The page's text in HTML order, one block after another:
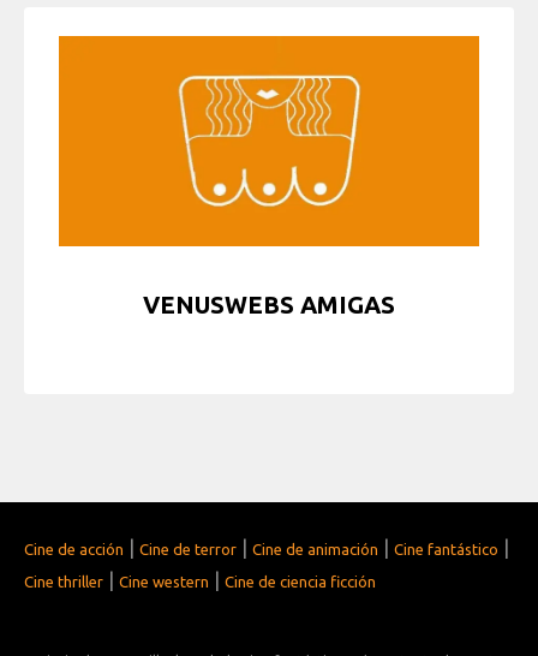
VENUSWEBS AMIGAS
Cine de acción | Cine de terror | Cine de animación | Cine fantástico |
Cine thriller | Cine western | Cine de ciencia ficción